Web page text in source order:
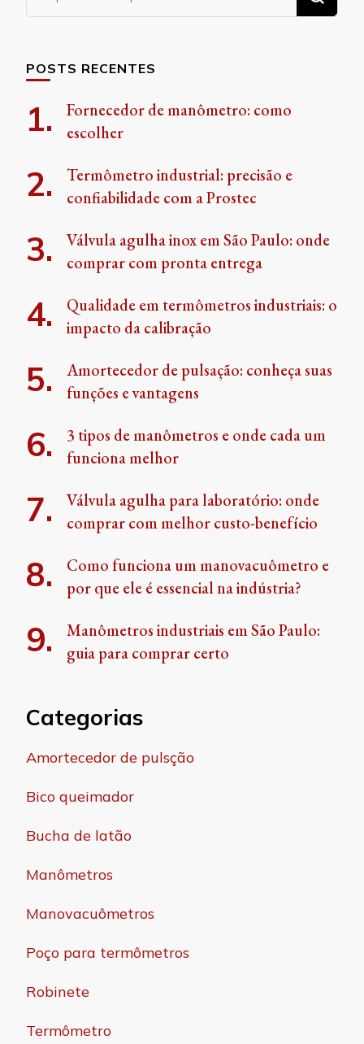
algo?
POSTS RECENTES
Fornecedor de manômetro: como
escolher
Termômetro industrial: precisão e
confiabilidade com a Prostec
Válvula agulha inox em São Paulo: onde
comprar com pronta entrega
Qualidade em termômetros industriais: o
impacto da calibração
Amortecedor de pulsação: conheça suas
funções e vantagens
3 tipos de manômetros e onde cada um
funciona melhor
Válvula agulha para laboratório: onde
comprar com melhor custo-benefício
Como funciona um manovacuômetro e
por que ele é essencial na indústria?
Manômetros industriais em São Paulo:
guia para comprar certo
Categorias
Amortecedor de pulsção
Bico queimador
Bucha de latão
Manômetros
Manovacuômetros
Poço para termômetros
Robinete
Termômetro